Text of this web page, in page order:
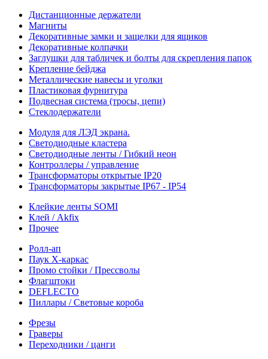
Дистанционные держатели
Магниты
Декоративные замки и защелки для ящиков
Декоративные колпачки
Заглушки для табличек и болты для скрепления папок
Крепление бейджа
Металлические навесы и уголки
Пластиковая фурнитура
Подвесная система (тросы, цепи)
Стеклодержатели
Модуля для ЛЭД экрана.
Светодиодные кластера
Светодиодные ленты / Гибкий неон
Контроллеры / управление
Трансформаторы открытые IP20
Трансформаторы закрытые IP67 - IP54
Клейкие ленты SOMI
Клей / Akfix
Прочее
Ролл-ап
Паук X-каркас
Промо стойки / Прессволы
Флагштоки
DEFLECTO
Пиллары / Световые короба
Фрезы
Граверы
Переходники / цанги